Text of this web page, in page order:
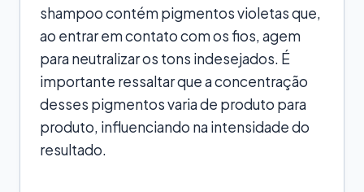
shampoo contém pigmentos violetas que,
ao entrar em contato com os fios, agem
para neutralizar os tons indesejados. É
importante ressaltar que a concentração
desses pigmentos varia de produto para
produto, influenciando na intensidade do
resultado.